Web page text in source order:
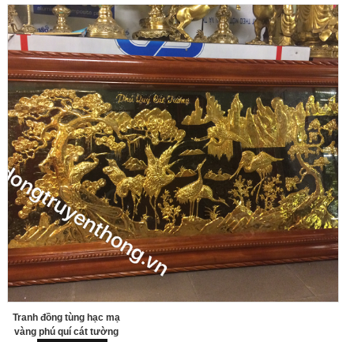
Tranh đồng tùng hạc mạ
vàng phú quí cát tường